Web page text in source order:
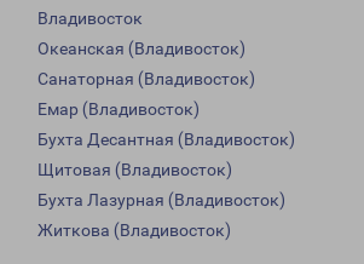
Владивосток
Океанская (Владивосток)
Санаторная (Владивосток)
Емар (Владивосток)
Бухта Десантная (Владивосток)
Щитовая (Владивосток)
Бухта Лазурная (Владивосток)
Житкова (Владивосток)